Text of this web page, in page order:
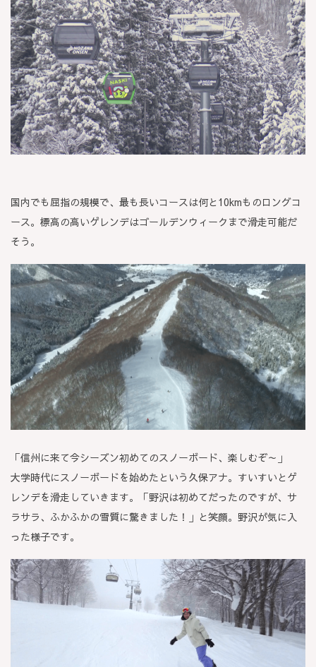
国内でも屈指の規模で、最も長いコースは何と10kmものロングコ
ース。標高の高いゲレンデはゴールデンウィークまで滑走可能だ
そう。
「信州に来て今シーズン初めてのスノーボード、楽しむぞ～」
大学時代にスノーボードを始めたという久保アナ。すいすいとゲ
レンデを滑走していきます。「野沢は初めてだったのですが、サ
ラサラ、ふかふかの雪質に驚きました！」と笑顔。野沢が気に入
った様子です。